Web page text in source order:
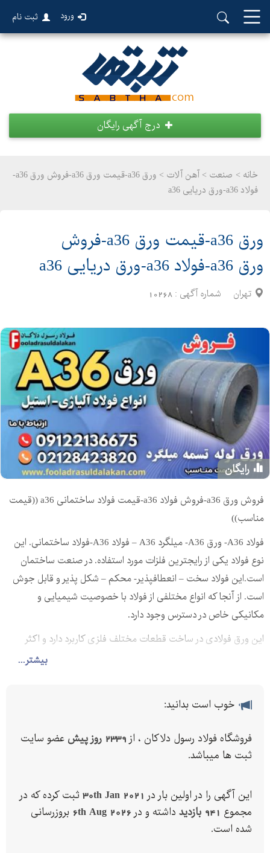
ورود ثبت نام
درج آگهی رایگان
خانه > صنعت >
آهن آلات > ورق a36-قیمت ورق a36-فروش ورق a36-
فولاد a36-ورق دریایی a36
ورق a36-قیمت ورق a36-فروش
ورق a36-فولاد a36-ورق دریایی a36
تهران شماره آگهی : 10268
رایگان
بیشتر...
فروش ورق a36-فروش فولاد a36-قیمت فولاد ساختمانی a36 ((قیمت
مناسب))
فولاد A36- ورق A36- میلگرد A36 – فولاد A36-فولاد ساختمانی. این
نوع فولاد یکی از رایجترین فلزات مورد استفاده. در صنعت ساختمان
است.این فولاد سخت – انعطافپذیر- محکم – شکل پذیر و قابل جوش
است. از آنجا که انواع مختلفی از فولاد با خصوصیت شیمیایی و
مکانیکی خاص در دسترس وجود دارد.
این ورق فولادی در ساخت قطعات مختلف فلزی کاربرد دارد و اکثر
قطعات بعد از ساخت و تراش، آبکاری می شوند. ورق A36 همینطور در
ورق آلیاژیA36
از فرآیند نورد گرم است.
به دلیل مقاومت در برابر املاح و آب دریا به ورق دریایی معروف است
.و با داشتن قابلیت.شکلپذیری و جوشکاری در صنایع شناورسازی.،
دریایی، اسکله، سازه های صنعتی و تجاری مربوط به دریا به کار می
خوب است بدانید:
فروشگاه فولاد رسول دلاکان ، از 2339 روز پیش
عضو سایت
ثبت ها میباشد.
این آگهی را در اولین بار در 30th Jan 2021 ثبت کرده که در
مجموع 941 بازدید داشته و در 6th Aug 2026 بروزرسانی
شده است.